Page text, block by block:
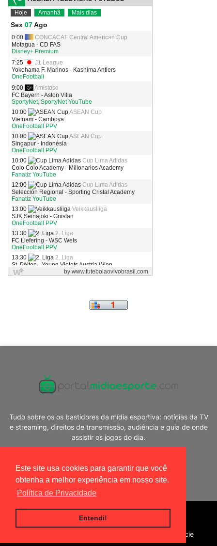
Este site usa cookies para garantir que você
obtenha a melhor experiência em nosso site.
Política de Privacidade
Entendi!
Tudo sobre os os bastidores da mídia esportiva: notícias da TV
e streaming, direitos de transmissão, audiência e guia de onde
assistir os jogos do dia.
Blogger Templates|
Anuncie